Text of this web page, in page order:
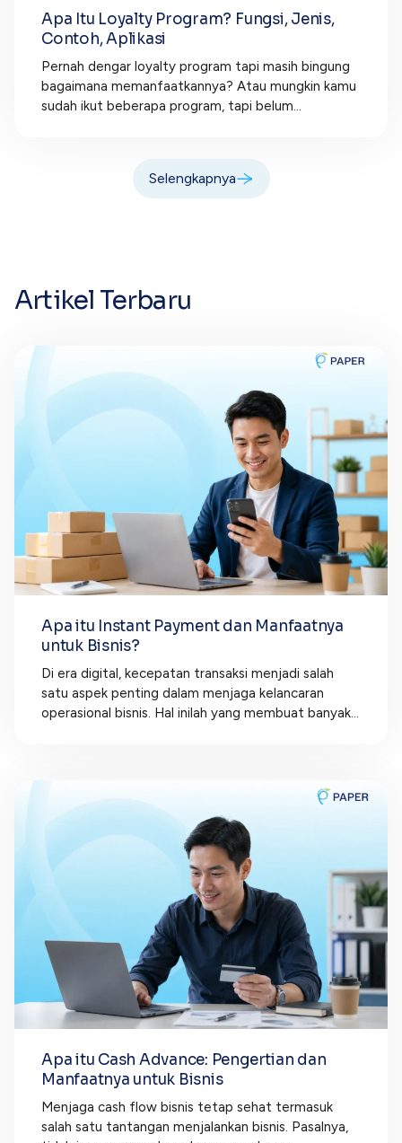
Apa Itu Loyalty Program? Fungsi, Jenis,
Contoh, Aplikasi
Pernah dengar loyalty program tapi masih bingung
bagaimana memanfaatkannya? Atau mungkin kamu
sudah ikut beberapa program, tapi belum...
Selengkapnya
Artikel Terbaru
Apa itu Instant Payment dan Manfaatnya
untuk Bisnis?
Di era digital, kecepatan transaksi menjadi salah
satu aspek penting dalam menjaga kelancaran
operasional bisnis. Hal inilah yang membuat banyak...
Apa itu Cash Advance: Pengertian dan
Manfaatnya untuk Bisnis
Menjaga cash flow bisnis tetap sehat termasuk
salah satu tantangan menjalankan bisnis. Pasalnya,